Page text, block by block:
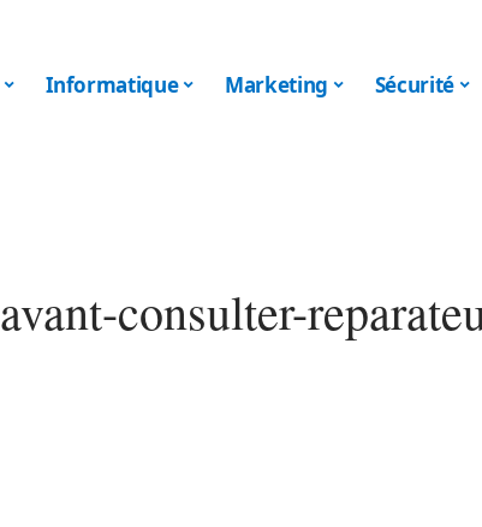
Informatique Marketing Sécurité
consulter-